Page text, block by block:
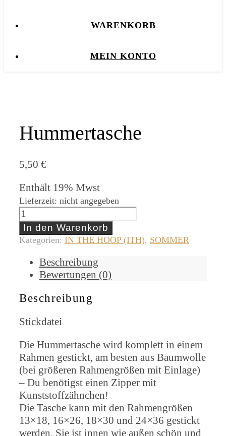
WARENKORB
MEIN KONTO
Hummertasche
5,50 €
Enthält 19% Mwst
Lieferzeit: nicht angegeben
Hummertasche
[Digital]
Menge
In den Warenkorb
Kategorien: IN THE HOOP (ITH), SOMMER
Beschreibung
Bewertungen (0)
Beschreibung
Stickdatei
Die Hummertasche wird komplett in einem
Rahmen gestickt, am besten aus Baumwolle
(bei größeren Rahmengrößen mit Einlage)
– Du benötigst einen Zipper mit
Kunststoffzähnchen!
Die Tasche kann mit den Rahmengrößen
13×18, 16×26, 18×30 und 24×36 gestickt
werden. Sie ist innen wie außen schön und